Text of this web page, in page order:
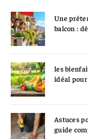
Une
balcon :
les
idéal pour
Astuces
guide